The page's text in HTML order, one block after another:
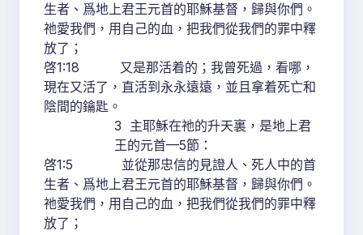
生者、爲地上君王元首的耶穌基督，歸與你們。
祂愛我們，用自己的血，把我們從我們的罪中釋
放了；
啓1:18 又是那活着的；我曾死過，看哪，
現在又活了，直活到永永遠遠，並且拿着死亡和
陰間的鑰匙。
3 主耶穌在祂的升天裏，是地上君
王的元首—5節：
啓1:5 並從那忠信的見證人、死人中的首
生者、爲地上君王元首的耶穌基督，歸與你們。
祂愛我們，用自己的血，把我們從我們的罪中釋
放了；